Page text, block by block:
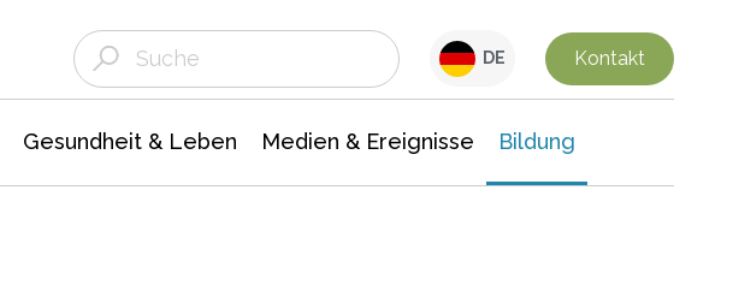
DE Kontakt
Gesundheit & Leben Medien & Ereignisse Bildung